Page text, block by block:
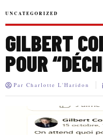
UNCATEGORIZED
GILBERT
POUR
Par Charlotte L'Haridon